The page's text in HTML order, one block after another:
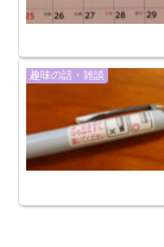
趣味の話・雑談